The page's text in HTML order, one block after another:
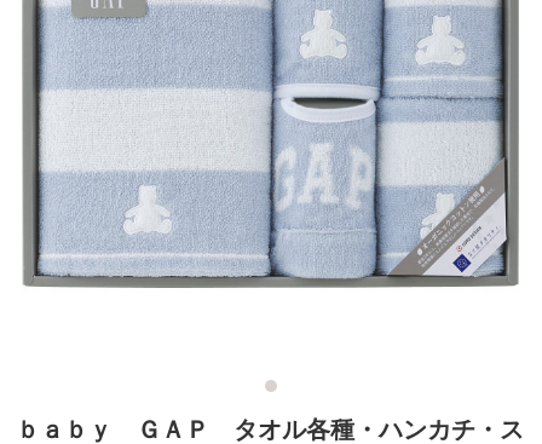
ｂａｂｙ ＧＡＰ タオル各種・ハンカチ・ス